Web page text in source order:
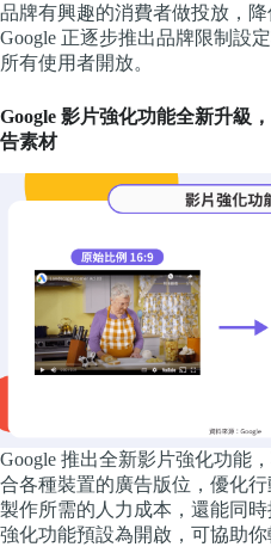
品牌有興趣的消費者做投放，
Google 正逐步推出品牌限制設
所有使用者開放。
Google 影片強化功能全新升級
告素材
Google 推出全新影片強化功能
合各種裝置的廣告版位，優化
製作所需的人力成本，還能同
強化功能預設為開啟，可協助